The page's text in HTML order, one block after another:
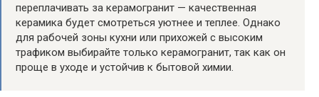
переплачивать за керамогранит — качественная
керамика будет смотреться уютнее и теплее. Однако
для рабочей зоны кухни или прихожей с высоким
трафиком выбирайте только керамогранит, так как он
проще в уходе и устойчив к бытовой химии.